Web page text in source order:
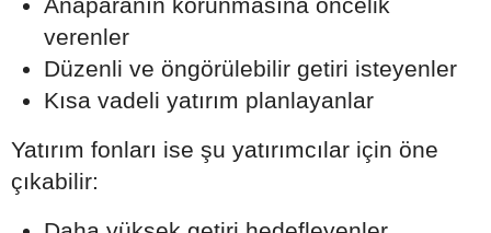
verenler
Düzenli ve öngörülebilir getiri isteyenler
Kısa vadeli yatırım planlayanlar
Yatırım fonları ise şu yatırımcılar için öne
çıkabilir: